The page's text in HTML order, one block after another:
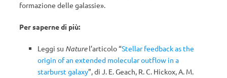
formazione delle galassie».
Per saperne di più:
Leggi su Naturel’articolo “Stellar feedback as the
origin of an extended molecular outflow in a
starburst galaxy”, di J. E. Geach, R. C. Hickox, A. M.